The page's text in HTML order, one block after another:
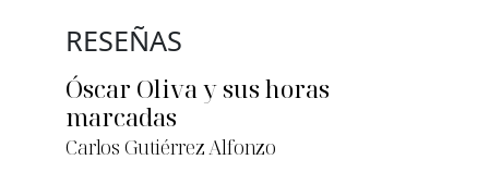
RESEÑAS
Óscar Oliva y sus horas
marcadas
Carlos Gutiérrez Alfonzo